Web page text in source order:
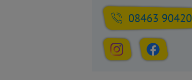
08463 90420